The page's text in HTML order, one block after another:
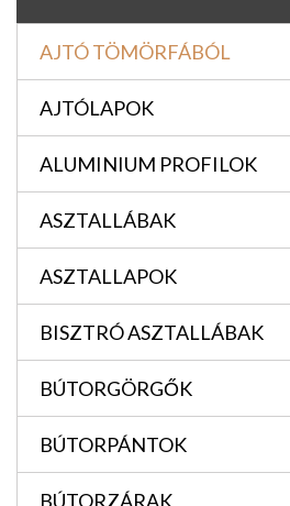
AJTÓ TÖMÖRFÁBÓL
AJTÓLAPOK
ALUMINIUM PROFILOK
ASZTALLÁBAK
ASZTALLAPOK
BISZTRÓ ASZTALLÁBAK
BÚTORGÖRGŐK
BÚTORPÁNTOK
BÚTORZÁRAK